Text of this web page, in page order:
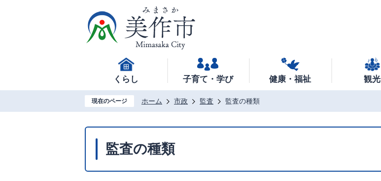
くらし 子育て・学び 健康・福祉 観光
現在のページ ホーム 市政 監査 監査の種類
監査の種類